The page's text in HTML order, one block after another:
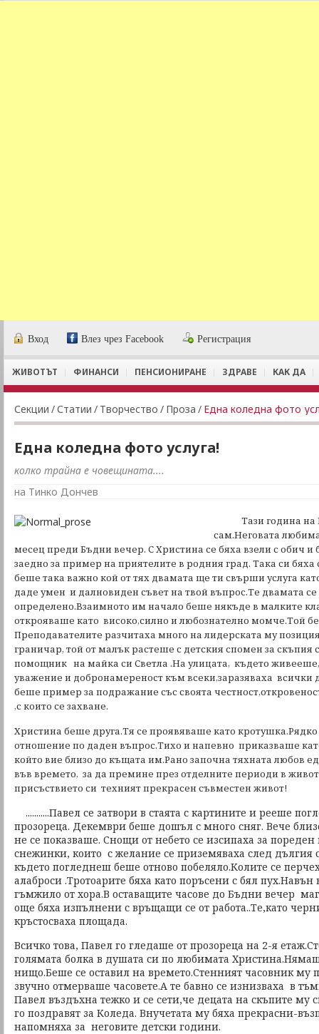
Вход Влез чрез Facebook Регистрация
ЖИВОТЪТ ФИНАНСИ ПЕНСИОНИРАНЕ ЗДРАВЕ КАК ДА
Секции /Статии / Творчество / Проза / Една коледна фото
Една коледна фото услуга!
колко трайна е човещината....
на Тинко Дончев
Тази година
сам.Неговата
месец преди Бъдни вечер. С Христина се бяха взели с обич и
заедно за пример на приятелите в родния град. Така си
беше така важно кой от тях двамата ще ти свърши услуга
даде умен и далновиден съвет на твой въпрос.Те двамата
определено.Взаимното им начало беше някъде в малките
открояваше като високо,силно и любознателно момче.Той
Преподавателите разчитаха много на лидерската му
граничар, той от малък растеше с детския спомен за
помощник на майка си Светла .На улицата, където живееше,
уважение и добронамереност към всеки,заразяваха
беше пример за подражание със своята
,с които се захване.
Христина беше друга.Тя се проявяваше като
отношение по даден въпрос.Тихо и напевно приказваше
който вие близо до къщата им.Рано започна тяхната любов
във времето, за да премине през отделните периоди в
присъствието си техният прекрасен съвместен живот!
...........Павел се затвори в стаята с картините и рееше
прозореца. Декември беше дошъл с много сняг. Вече
не се показваше. Снощи от небето се изсипаха за
снежинки, които с желание се приземяваха след дългия
където погледнеш беше отново побеляло.Колите се
алаброси .Тротоарите бяха като поръсени с бял
гъмжило от хора.В оставащите часове до Бъдни вечер
още бяха изпълнени с връщащи се от работа..Те,като
кръстосваха площада.
Всичко това, Павел го гледаше от прозореца на 2-я
голямата болка в душата си по любимата
нищо.Беше се оставил на времето.Стенният часовник му
звучно отмерваше часовете.А те бавно се изнизваха в
Павел въздъхна тежко и се сети,че децата на скъпите му
го поздравят за Коледа. Внучетата му бяха прекрасни-
напомняха за неговите детски години.